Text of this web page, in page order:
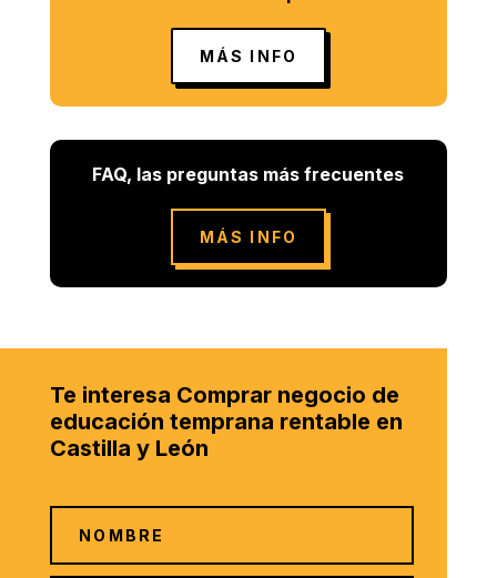
MÁS INFO
FAQ, las preguntas más frecuentes
MÁS INFO
Te interesa Comprar negocio de
educación temprana rentable en
Castilla y León